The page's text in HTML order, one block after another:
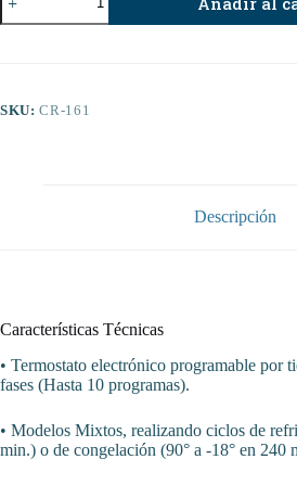
de
Temperatura
y
cantidad
SKU:CR-161
Descripción
Características Técnicas
• Termostato electrónico programable por
fases (Hasta 10 programas).
• Modelos Mixtos, realizando ciclos de
min.) o de congelación (90° a -18° en 240